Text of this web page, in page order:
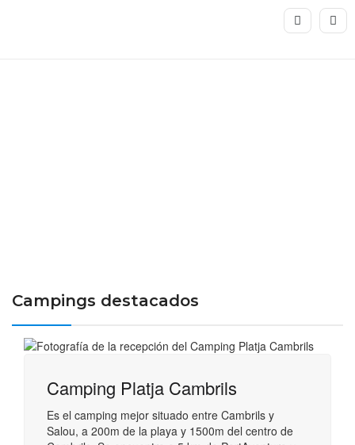
Campings destacados
Camping Platja Cambrils
Es el camping mejor situado entre Cambrils y
Salou, a 200m de la playa y 1500m del centro de